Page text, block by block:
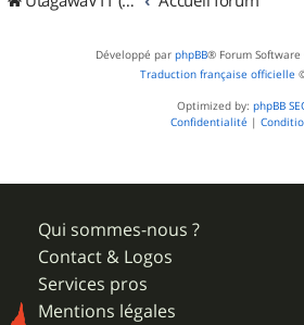
Développé par phpBB® Forum
Traduction française officielle
Optimized by: phpBB
Confidentialité |
Qui sommes-nous ?
Contact & Logos
Services pros
Mentions légales